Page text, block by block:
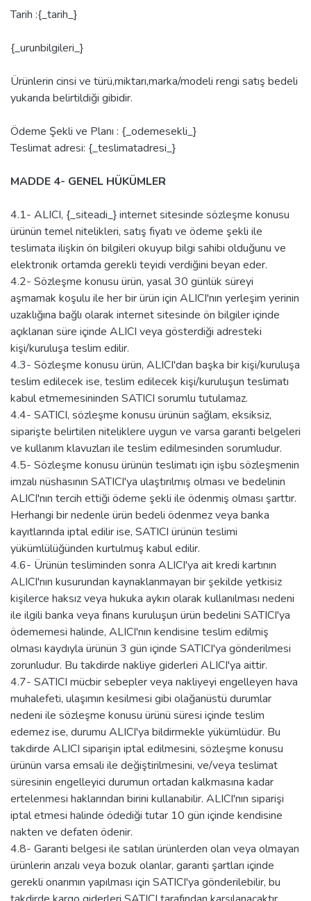
Tarih :{_tarih_}
{_urunbilgileri_}
Ürünlerin cinsi ve türü,miktarı,marka/modeli rengi satış bedeli
yukarıda belirtildiği gibidir.
Ödeme Şekli ve Planı : {_odemesekli_}
Teslimat adresi: {_teslimatadresi_}
MADDE 4- GENEL HÜKÜMLER
4.1- ALICI, {_siteadi_} internet sitesinde sözleşme konusu
ürünün temel nitelikleri, satış fiyatı ve ödeme şekli ile
teslimata ilişkin ön bilgileri okuyup bilgi sahibi olduğunu ve
elektronik ortamda gerekli teyidi verdiğini beyan eder.
4.2- Sözleşme konusu ürün, yasal 30 günlük süreyi
aşmamak koşulu ile her bir ürün için ALICI'nın yerleşim yerinin
uzaklığına bağlı olarak internet sitesinde ön bilgiler içinde
açıklanan süre içinde ALICI veya gösterdiği adresteki
kişi/kuruluşa teslim edilir.
4.3- Sözleşme konusu ürün, ALICI'dan başka bir kişi/kuruluşa
teslim edilecek ise, teslim edilecek kişi/kuruluşun teslimatı
kabul etmemesininden SATICI sorumlu tutulamaz.
4.4- SATICI, sözleşme konusu ürünün sağlam, eksiksiz,
siparişte belirtilen niteliklere uygun ve varsa garanti belgeleri
ve kullanım klavuzları ile teslim edilmesinden sorumludur.
4.5- Sözleşme konusu ürünün teslimatı için işbu sözleşmenin
imzalı nüshasının SATICI'ya ulaştırılmış olması ve bedelinin
ALICI'nın tercih ettiği ödeme şekli ile ödenmiş olması şarttır.
Herhangi bir nedenle ürün bedeli ödenmez veya banka
kayıtlarında iptal edilir ise, SATICI ürünün teslimi
yükümlülüğünden kurtulmuş kabul edilir.
4.6- Ürünün tesliminden sonra ALICI'ya ait kredi kartının
ALICI'nın kusurundan kaynaklanmayan bir şekilde yetkisiz
kişilerce haksız veya hukuka aykırı olarak kullanılması nedeni
ile ilgili banka veya finans kuruluşun ürün bedelini SATICI'ya
ödememesi halinde, ALICI'nın kendisine teslim edilmiş
olması kaydıyla ürünün 3 gün içinde SATICI'ya gönderilmesi
zorunludur. Bu takdirde nakliye giderleri ALICI'ya aittir.
4.7- SATICI mücbir sebepler veya nakliyeyi engelleyen hava
muhalefeti, ulaşımın kesilmesi gibi olağanüstü durumlar
nedeni ile sözleşme konusu ürünü süresi içinde teslim
edemez ise, durumu ALICI'ya bildirmekle yükümlüdür. Bu
takdirde ALICI siparişin iptal edilmesini, sözleşme konusu
ürünün varsa emsali ile değiştirilmesini, ve/veya teslimat
süresinin engelleyici durumun ortadan kalkmasına kadar
ertelenmesi haklarından birini kullanabilir. ALICI'nın siparişi
iptal etmesi halinde ödediği tutar 10 gün içinde kendisine
nakten ve defaten ödenir.
4.8- Garanti belgesi ile satılan ürünlerden olan veya olmayan
ürünlerin arızalı veya bozuk olanlar, garanti şartları içinde
gerekli onarımın yapılması için SATICI'ya gönderilebilir, bu